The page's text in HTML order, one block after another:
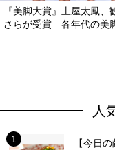
『美脚大賞』土屋太鳳、
さらが受賞 各年代の美
人
【今日